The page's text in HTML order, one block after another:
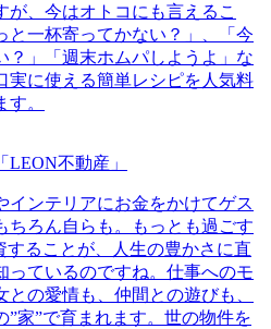
が、今はオトコにも言えるこ
と一杯寄ってかない？」、「今
？」「週末ホムパしようよ」な
実に使える簡単レシピを人気料
。
不動産」
インテリアにお金をかけてゲス
ちろん自らも。もっとも過ごす
することが、人生の豊かさに直
っているのですね。仕事へのモ
の愛情も、仲間との遊びも、
”家”で育まれます。世の物件を